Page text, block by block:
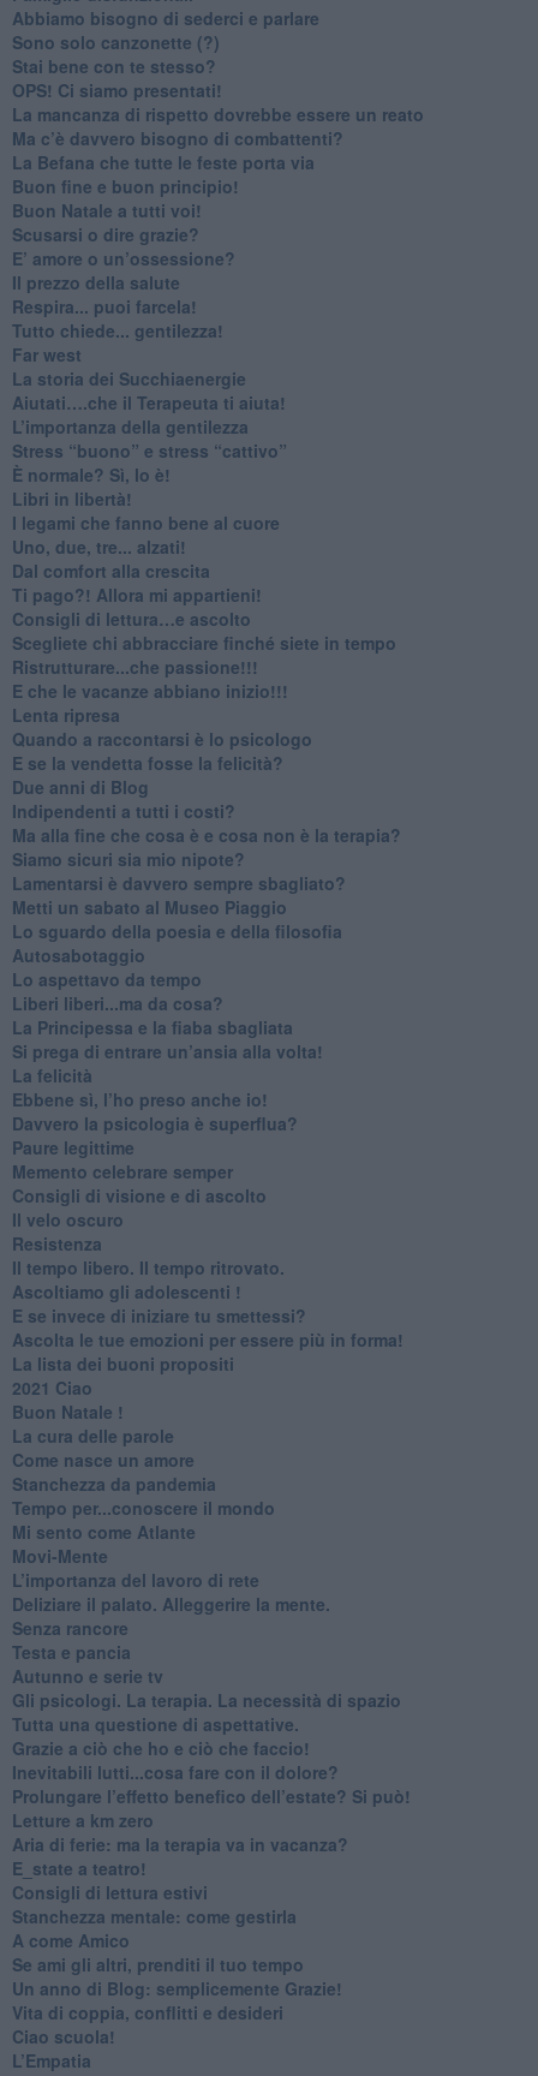
​Abbiamo bisogno di sederci e parlare
Sono solo canzonette (?)
​Stai bene con te stesso?
​OPS! Ci siamo presentati!
​La mancanza di rispetto dovrebbe essere un reato
​Ma c’è davvero bisogno di combattenti?
​La Befana che tutte le feste porta via
Buon fine e buon principio!
​Buon Natale a tutti voi!
​Scusarsi o dire grazie?
​E’ amore o un’ossessione?
​Il prezzo della salute
​Respira... puoi farcela!
​Tutto chiede... gentilezza!
​Far west
​La storia dei Succhiaenergie
​Aiutati….che il Terapeuta ti aiuta!
​L’importanza della gentilezza
​Stress “buono” e stress “cattivo”
​È normale? Sì, lo è!
​Libri in libertà!
​I legami che fanno bene al cuore
Uno, due, tre... alzati!​
​Dal comfort alla crescita
​Ti pago?! Allora mi appartieni!​
​Consigli di lettura…e ascolto
​Scegliete chi abbracciare finché siete in tempo
​Ristrutturare...che passione!!!
​E che le vacanze abbiano inizio!!!
​Lenta ripresa
​Quando a raccontarsi è lo psicologo
​E se la vendetta fosse la felicità?
​Due anni di Blog
​Indipendenti a tutti i costi?
​Ma alla fine che cosa è e cosa non è la terapia?
​Siamo sicuri sia mio nipote?
​Lamentarsi è davvero sempre sbagliato?
​Metti un sabato al Museo Piaggio
​Lo sguardo della poesia e della filosofia
Autosabotaggio
​Lo aspettavo da tempo
​Liberi liberi...ma da cosa?
​La Principessa e la fiaba sbagliata
Si prega di entrare un’ansia alla volta!
​La felicità
​Ebbene sì, l’ho preso anche io!
​Davvero la psicologia è superflua?
Paure legittime
​Memento celebrare semper
​Consigli di visione e di ascolto
​Il velo oscuro
Resistenza
​Il tempo libero. Il tempo ritrovato.
Ascoltiamo gli adolescenti !
​E se invece di iniziare tu smettessi?
​Ascolta le tue emozioni per essere più in forma!
​La lista dei buoni propositi
2021 Ciao
Buon Natale !
​La cura delle parole
​Come nasce un amore
Stanchezza da pandemia
​Tempo per...conoscere il mondo
​Mi sento come Atlante
​Movi-Mente
​L’importanza del lavoro di rete
​Deliziare il palato. Alleggerire la mente.
​Senza rancore
​Testa e pancia
​Autunno e serie tv
​Gli psicologi. La terapia. La necessità di spazio
​Tutta una questione di aspettative.
​Grazie a ciò che ho e ciò che faccio!
​Inevitabili lutti...cosa fare con il dolore?
Prolungare l’effetto benefico dell’estate? Si può!
​Letture a km zero
​Aria di ferie: ma la terapia va in vacanza?
​E_state a teatro!
​Consigli di lettura estivi
​Stanchezza mentale: come gestirla
​A come Amico
​Se ami gli altri, prenditi il tuo tempo
​Un anno di Blog: semplicemente Grazie!
​Vita di coppia, conflitti e desideri
​Ciao scuola!
​L’Empatia